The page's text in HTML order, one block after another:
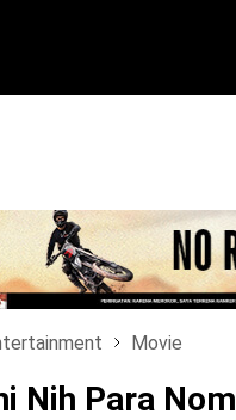
Movie
Nih Para